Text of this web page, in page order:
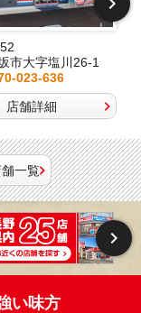
市大字塩川26-1
023-636
店舗詳細
一覧
い味方